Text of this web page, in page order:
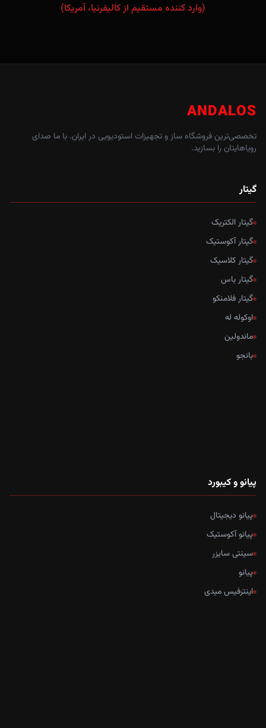
(وارد کننده مستقیم از کالیفرنیا، آمریکا)
ANDALOS
تخصصی‌ترین فروشگاه ساز و تجهیزات استودیویی در ایران. با ما صدای
رویاهایتان را بسازید.
گیتار
گیتار الکتریک
گیتار آکوستیک
گیتار کلاسیک
گیتار باس
گیتار فلامنکو
اوکوله له
ماندولین
بانجو
پیانو و کیبورد
پیانو دیجیتال
پیانو آکوستیک
سینتی سایزر
پیانو
اینترفیس میدی